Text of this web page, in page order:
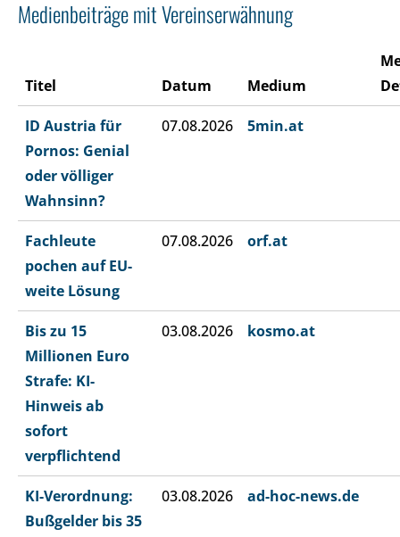
Medienbeiträge mit Vereinserwähnung
Titel Datum Medium
ID Austria für
Pornos: Genial
oder völliger
Wahnsinn?
07.08.2026 5min.at
Fachleute
pochen auf EU-
weite Lösung
07.08.2026 orf.at
Bis zu 15
Millionen Euro
Strafe: KI-
Hinweis ab
sofort
verpflichtend
03.08.2026 kosmo.at
KI-Verordnung:
Bußgelder bis 35
03.08.2026 ad-hoc-news.de